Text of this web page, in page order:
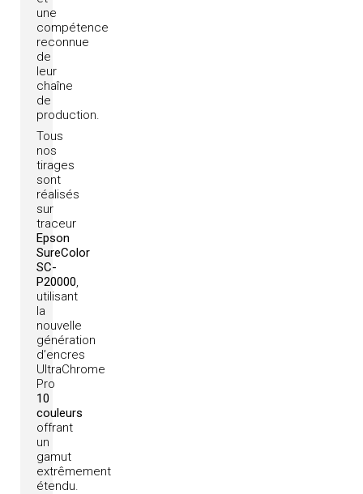
une
compétence
reconnue
de
leur
chaîne
de
production.
Tous
nos
tirages
sont
réalisés
sur
traceur
Epson
SureColor
SC-
P20000,
utilisant
la
nouvelle
génération
d’encres
UltraChrome
Pro
10
couleurs
offrant
un
gamut
extrêmement
étendu.